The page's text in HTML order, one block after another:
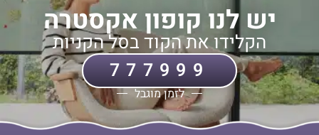
יש לנו קופון אקסטרה
הקלידו את הקוד בסל הקניות
777999
לזמן מוגבל